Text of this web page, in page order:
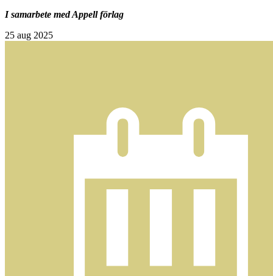
I samarbete med Appell förlag
25 aug 2025